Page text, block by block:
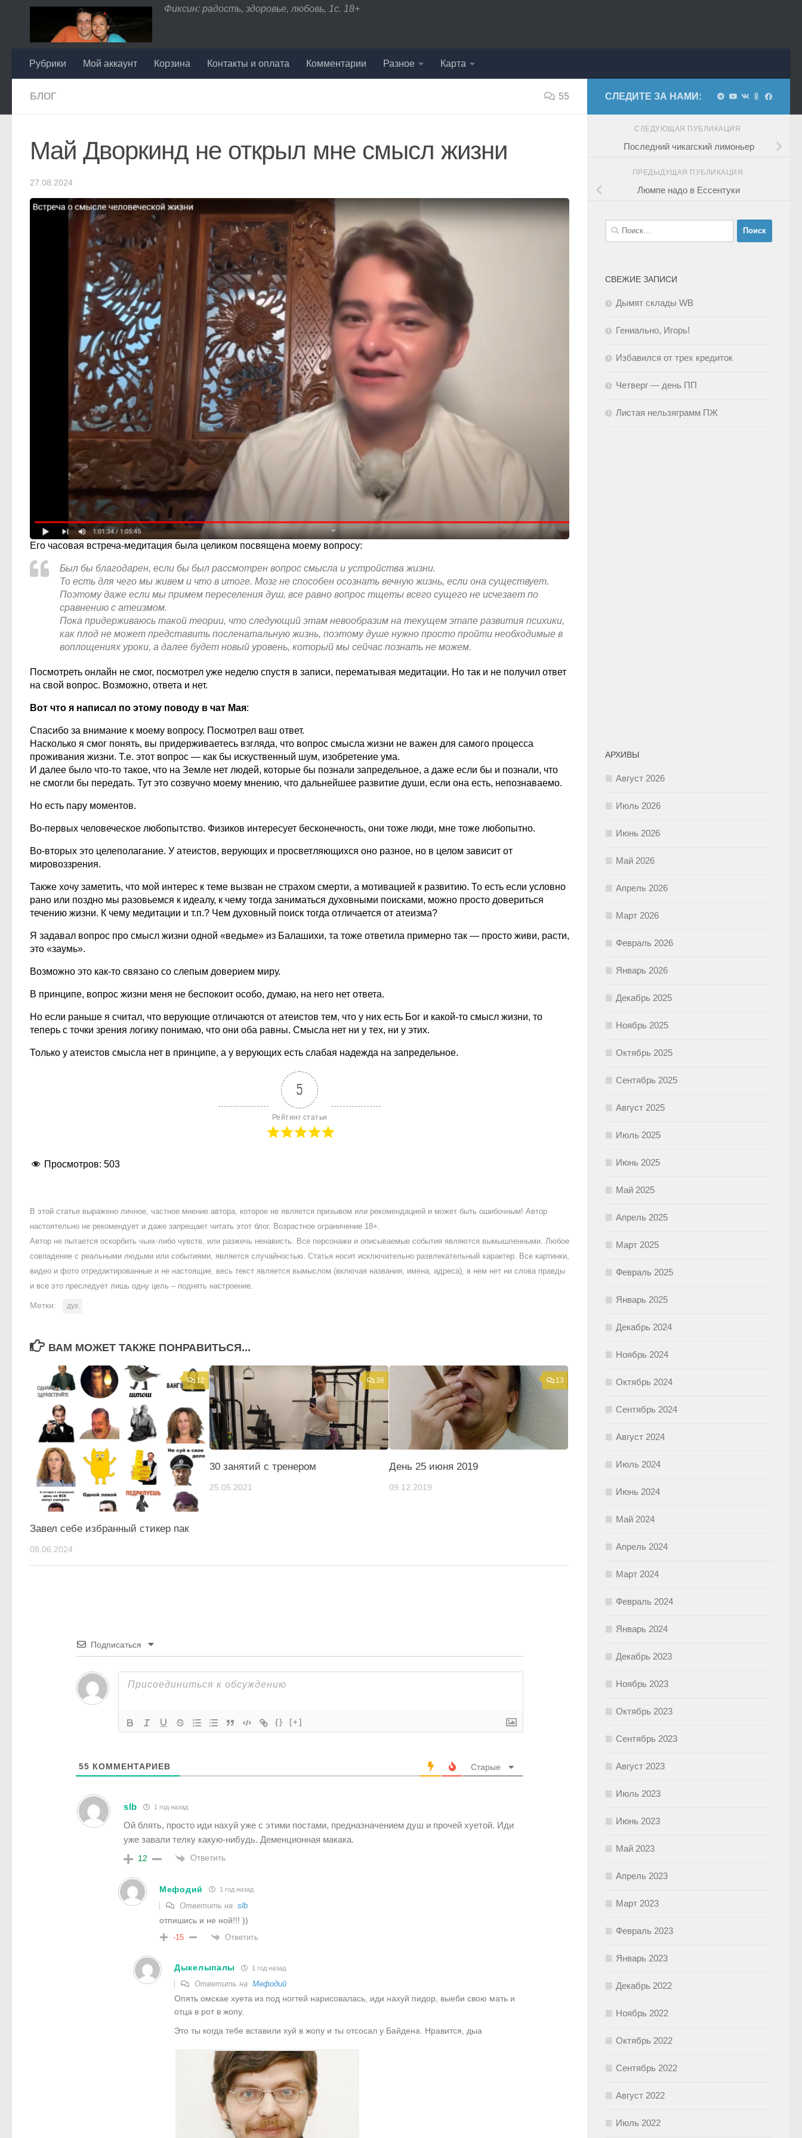
Перейти к содержимому
Фиксин: радость, здоровье, любовь, 1с. 18+
Рубрики Мой аккаунт Корзина Контакты и оплата Комментарии Разное Карта
БЛОГ 55
Май Дворкинд не открыл мне смысл жизни
27.08.2024
Его часовая встреча-медитация была целиком посвящена моему вопросу:
Был бы благодарен, если бы был рассмотрен вопрос смысла и устройства жизни.
То есть для чего мы живем и что в итоге. Мозг не способен осознать вечную жизнь, если она существует.
Поэтому даже если мы примем переселения душ, все равно вопрос тщеты всего сущего не исчезает по
сравнению с атеизмом.
Пока придерживаюсь такой теории, что следующий этам невообразим на текущем этапе развития психики,
как плод не может представить посленатальную жизнь, поэтому душе нужно просто пройти необходимые в
воплощениях уроки, а далее будет новый уровень, который мы сейчас познать не можем.
Посмотреть онлайн не смог, посмотрел уже неделю спустя в записи, перематывая медитации. Но так и не получил ответ
на свой вопрос. Возможно, ответа и нет.
Вот что я написал по этому поводу в чат Мая:
Спасибо за внимание к моему вопросу. Посмотрел ваш ответ.
Насколько я смог понять, вы придерживаетесь взгляда, что вопрос смысла жизни не важен для самого процесса
проживания жизни. Т.е. этот вопрос — как бы искуственный шум, изобретение ума.
И далее было что-то такое, что на Земле нет людей, которые бы познали запредельное, а даже если бы и познали, что
не смогли бы передать. Тут это созвучно моему мнению, что дальнейшее развитие души, если она есть, непознаваемо.
Но есть пару моментов.
Во-первых человеческое любопытство. Физиков интересует бесконечность, они тоже люди, мне тоже любопытно.
Во-вторых это целеполагание. У атеистов, верующих и просветляющихся оно разное, но в целом зависит от
мировоззрения.
Также хочу заметить, что мой интерес к теме вызван не страхом смерти, а мотивацией к развитию. То есть если условно
рано или поздно мы разовьемся к идеалу, к чему тогда заниматься духовными поисками, можно просто довериться
течению жизни. К чему медитации и т.п.? Чем духовный поиск тогда отличается от атеизма?
Я задавал вопрос про смысл жизни одной «ведьме» из Балашихи, та тоже ответила примерно так — просто живи, расти,
это «заумь».
Возможно это как-то связано со слепым доверием миру.
В принципе, вопрос жизни меня не беспокоит особо, думаю, на него нет ответа.
Но если раньше я считал, что верующие отличаются от атеистов тем, что у них есть Бог и какой-то смысл жизни, то
теперь с точки зрения логику понимаю, что они оба равны. Смысла нет ни у тех, ни у этих.
Только у атеистов смысла нет в принципе, а у верующих есть слабая надежда на запредельное.
5
Рейтинг статьи
Просмотров: 503
В этой статье выражено личное, частное мнение автора, которое не является призывом или рекомендацией и может быть ошибочным! Автор
настоятельно не рекомендует и даже запрещает читать этот блог. Возрастное ограничение 18+.
Автор не пытается оскорбить чьих-либо чувств, или разжечь ненависть. Все персонажи и описываемые события являются вымышленными. Любое
совпадение с реальными людьми или событиями, является случайностью. Статья носит исключительно развлекательный характер. Все картинки,
видео и фото отредактированные и не настоящие, весь текст является вымыслом (включая названия, имена, адреса), в нем нет ни слова правды
и все это преследует лишь одну цель – поднять настроение.
Метки: дух
ВАМ МОЖЕТ ТАКЖЕ ПОНРАВИТЬСЯ...
12
Завел себе избранный стикер пак
08.06.2024
36
30 занятий с тренером
25.05.2021
13
День 25 июня 2019
09.12.2019
Подписаться
{} [+]
55 КОММЕНТАРИЕВ Старые
slb 1 год назад
Ой блять, просто иди нахуй уже с этими постами, предназначением душ и прочей хуетой. Иди
уже завали телку какую-нибудь. Деменционная макака.
12 Ответить
Мефодий 1 год назад
Ответить на slb
отпишись и не ной!!! ))
-15 Ответить
Дыкелыпалы 1 год назад
Ответить на Мефодий
Опять омскае хуета из под ногтей нарисовалась, иди нахуй пидор, выеби свою мать и
отца в рот в жопу.
Это ты когда тебе вставили хуй в жопу и ты отсосал у Байдена. Нравится, дыа
СЛЕДИТЕ ЗА НАМИ:
СЛЕДУЮЩАЯ ПУБЛИКАЦИЯ
Последний чикагский лимоньер
ПРЕДЫДУЩАЯ ПУБЛИКАЦИЯ
Люмпе надо в Ессентуки
Найти:
СВЕЖИЕ ЗАПИСИ
Дымят склады WB
Гениально, Игорь!
Избавился от трех кредиток
Четверг — день ПП
Листая нельзяграмм ПЖ
АРХИВЫ
Август 2026
Июль 2026
Июнь 2026
Май 2026
Апрель 2026
Март 2026
Февраль 2026
Январь 2026
Декабрь 2025
Ноябрь 2025
Октябрь 2025
Сентябрь 2025
Август 2025
Июль 2025
Июнь 2025
Май 2025
Апрель 2025
Март 2025
Февраль 2025
Январь 2025
Декабрь 2024
Ноябрь 2024
Октябрь 2024
Сентябрь 2024
Август 2024
Июль 2024
Июнь 2024
Май 2024
Апрель 2024
Март 2024
Февраль 2024
Январь 2024
Декабрь 2023
Ноябрь 2023
Октябрь 2023
Сентябрь 2023
Август 2023
Июль 2023
Июнь 2023
Май 2023
Апрель 2023
Март 2023
Февраль 2023
Январь 2023
Декабрь 2022
Ноябрь 2022
Октябрь 2022
Сентябрь 2022
Август 2022
Июль 2022